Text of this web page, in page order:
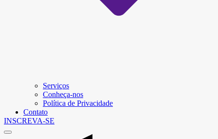
Serviços
Conheça-nos
Política de Privacidade
Contato
INSCREVA-SE